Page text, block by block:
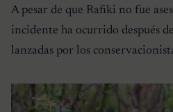
A pesar de que Rafiki no fue
incidente ha ocurrido después
lanzadas por los